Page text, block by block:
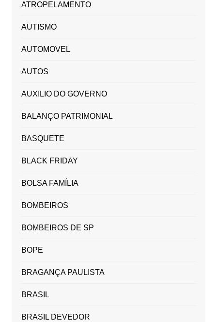
ATROPELAMENTO
AUTISMO
AUTOMOVEL
AUTOS
AUXILIO DO GOVERNO
BALANÇO PATRIMONIAL
BASQUETE
BLACK FRIDAY
BOLSA FAMÍLIA
BOMBEIROS
BOMBEIROS DE SP
BOPE
BRAGANÇA PAULISTA
BRASIL
BRASIL DEVEDOR